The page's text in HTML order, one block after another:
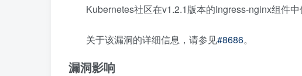
Kubernetes社区在v1.2.1版本的Ingress-nginx组件中
关于该漏洞的详细信息，请参见#8686。
漏洞影响